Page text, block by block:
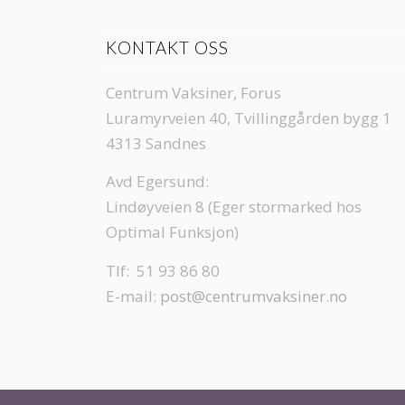
KONTAKT OSS
Centrum Vaksiner, Forus
Luramyrveien 40, Tvillinggården bygg 1
4313 Sandnes
Avd Egersund:
Lindøyveien 8 (Eger stormarked hos
Optimal Funksjon)
Tlf: 51 93 86 80
E-mail: post@centrumvaksiner.no